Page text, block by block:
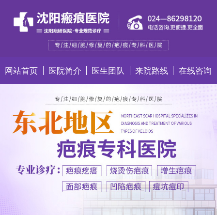
网站首页 医院简介 医生团队 来院路线 在线咨询